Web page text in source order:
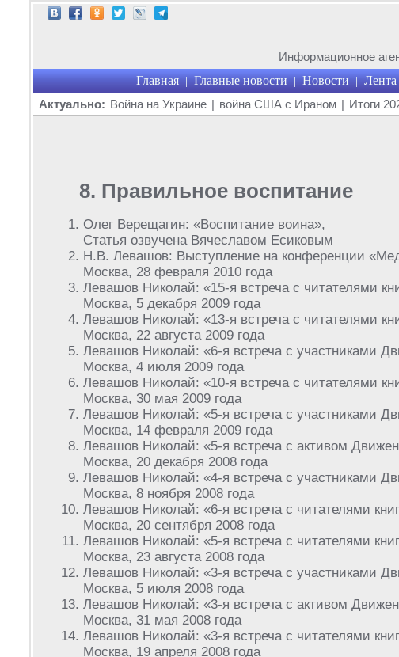
Информационное
Главная | Главные новости | Новости | Лента
Актуально: Война на Украине | война США с Ираном | Итоги
8. Правильное воспитание
Олег Верещагин: «Воспитание воина»,
Статья озвучена Вячеславом Есиковым
Н.В. Левашов: Выступление на конференции
Москва, 28 февраля 2010 года
Левашов Николай: «15-я встреча с читателями
Москва, 5 декабря 2009 года
Левашов Николай: «13-я встреча с читателями
Москва, 22 августа 2009 года
Левашов Николай: «6-я встреча с участниками
Москва, 4 июля 2009 года
Левашов Николай: «10-я встреча с читателями
Москва, 30 мая 2009 года
Левашов Николай: «5-я встреча с участниками
Москва, 14 февраля 2009 года
Левашов Николай: «5-я встреча с активом
Москва, 20 декабря 2008 года
Левашов Николай: «4-я встреча с участниками
Москва, 8 ноября 2008 года
Левашов Николай: «6-я встреча с читателями
Москва, 20 сентября 2008 года
Левашов Николай: «5-я встреча с читателями
Москва, 23 августа 2008 года
Левашов Николай: «3-я встреча с участниками
Москва, 5 июля 2008 года
Левашов Николай: «3-я встреча с активом
Москва, 31 мая 2008 года
Левашов Николай: «3-я встреча с читателями
Москва, 19 апреля 2008 года